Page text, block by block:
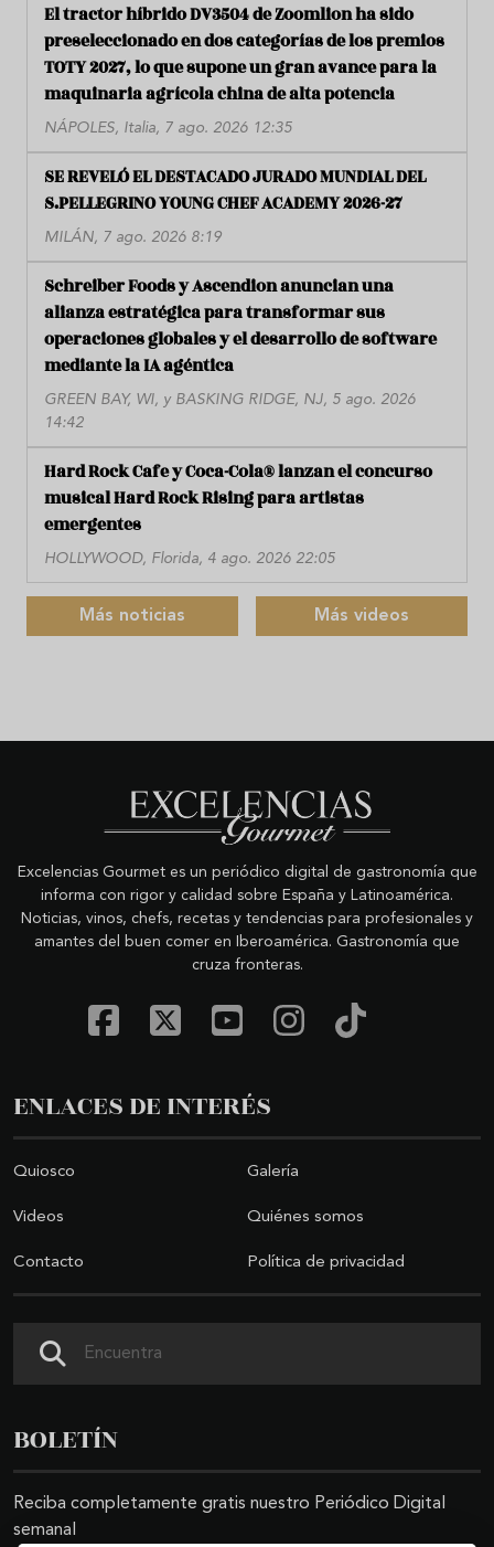
El tractor híbrido DV3504 de Zoomlion ha sido
preseleccionado en dos categorías de los premios
TOTY 2027, lo que supone un gran avance para la
maquinaria agrícola china de alta potencia
NÁPOLES, Italia, 7 ago. 2026 12:35
SE REVELÓ EL DESTACADO JURADO MUNDIAL DEL
S.PELLEGRINO YOUNG CHEF ACADEMY 2026-27
MILÁN, 7 ago. 2026 8:19
Schreiber Foods y Ascendion anuncian una
alianza estratégica para transformar sus
operaciones globales y el desarrollo de software
mediante la IA agéntica
GREEN BAY, WI, y BASKING RIDGE, NJ, 5 ago. 2026
14:42
Hard Rock Cafe y Coca-Cola® lanzan el concurso
musical Hard Rock Rising para artistas
emergentes
HOLLYWOOD, Florida, 4 ago. 2026 22:05
Más noticias Más videos
Excelencias Gourmet es un periódico digital de gastronomía que
informa con rigor y calidad sobre España y Latinoamérica.
Noticias, vinos, chefs, recetas y tendencias para profesionales y
amantes del buen comer en Iberoamérica. Gastronomía que
cruza fronteras.
ENLACES DE INTERÉS
Quiosco Galería
Videos Quiénes somos
Contacto Política de privacidad
BOLETÍN
Reciba completamente gratis nuestro Periódico Digital
semanal